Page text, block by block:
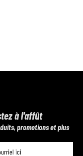
à l'affût
promotions et plus